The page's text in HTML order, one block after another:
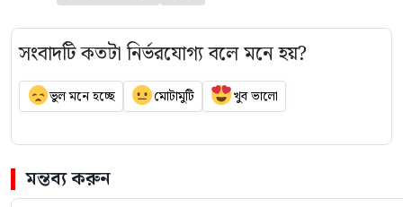
সংবাদটি কতটা নির্ভরযোগ্য বলে মনে হয়?
ভুল মনে হচ্ছে মোটামুটি খুব ভালো
মন্তব্য করুন